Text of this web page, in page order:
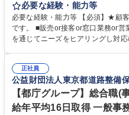
事していただきます。 ■窓口/後方/
ーション、お客様対応 ■窓口にて、ご来店された個人のお客様に対して金
融商品のご提案 ■効率的な事務運
に必ずご覧ください≫ ※記事
必要な経験・能力等
必要な経験・能力等 【必須】★顧
です。 ■販売or接客or窓口業務or
を通じてニーズをヒアリングし対応/提案
るので安心して入行いただけます
や社内副業等を活用し、 一人ひと
ます。 学歴・資格 学歴：大学院 大学 高専 短大 専修学校 高校 語学力：
資格：
正社員
公益財団法人東京都道路整備
【都庁グループ】総合職(
給年平均16日取得 一般事